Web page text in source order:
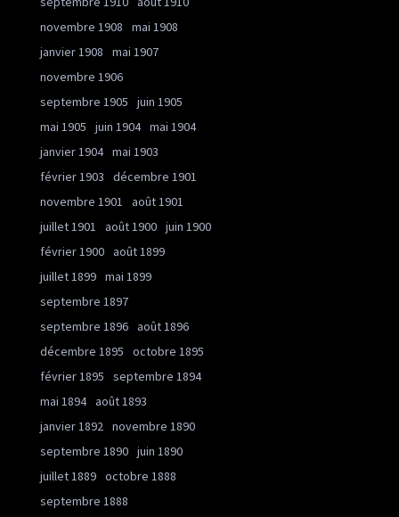
novembre 1908
mai 1908
janvier 1908
mai 1907
novembre 1906
septembre 1905
juin 1905
mai 1905
juin 1904 mai 1904
janvier 1904 mai 1903
février 1903
décembre 1901
novembre 1901
août 1901
juillet 1901
août 1900 juin 1900
février 1900 août 1899
juillet 1899 mai 1899
septembre 1897
septembre 1896 août 1896
décembre 1895
octobre 1895
février 1895
septembre 1894
mai 1894 août 1893
janvier 1892 novembre 1890
septembre 1890 juin 1890
juillet 1889 octobre 1888
septembre 1888